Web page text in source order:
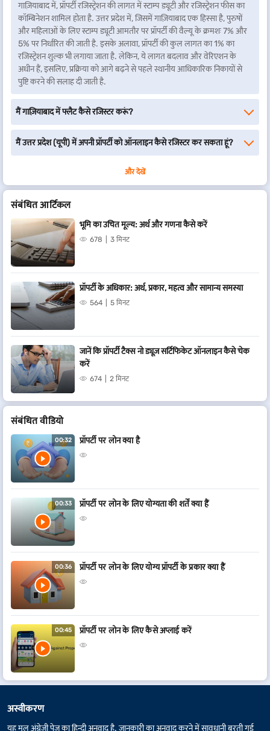
गाज़ियाबाद में, प्रॉपर्टी रजिस्ट्रेशन की लागत में स्टाम्प ड्यूटी और रजिस्ट्रेशन फीस का
कॉम्बिनेशन शामिल होता है. उत्तर प्रदेश में, जिसमें गाज़ियाबाद एक हिस्सा है, पुरुषों
और महिलाओं के लिए स्टाम्प ड्यूटी आमतौर पर प्रॉपर्टी की वैल्यू के क्रमशः 7% और
5% पर निर्धारित की जाती है. इसके अलावा, प्रॉपर्टी की कुल लागत का 1% का
रजिस्ट्रेशन शुल्क भी लगाया जाता है. लेकिन, ये लागत बदलाव और वेरिएशन के
अधीन हैं, इसलिए, प्रक्रिया को आगे बढ़ने से पहले स्थानीय आधिकारिक निकायों से
पुष्टि करने की सलाह दी जाती है.
मैं गाज़ियाबाद में फ्लैट कैसे रजिस्टर करूं?
मैं उत्तर प्रदेश (यूपी) में अपनी प्रॉपर्टी को ऑनलाइन कैसे रजिस्टर कर सकता हूं?
और देखें
संबंधित आर्टिकल
भूमि का उचित मूल्य: अर्थ और गणना कैसे करें
678 3 मिनट
प्रॉपर्टी के अधिकार: अर्थ, प्रकार, महत्व और सामान्य समस्या
564 5 मिनट
जानें कि प्रॉपर्टी टैक्स नो ड्यूज़ सर्टिफिकेट ऑनलाइन कैसे चेक
करें
674 2 मिनट
संबं​धित वीडियो
00:32 प्रॉपर्टी पर लोन क्या है
00:33 प्रॉपर्टी पर लोन के लिए योग्यता की शर्तें क्या हैं
00:36 प्रॉपर्टी पर लोन के लिए योग्य प्रॉपर्टी के प्रकार क्या हैं
00:45 प्रॉपर्टी पर लोन के लिए कैसे अप्लाई करें
अस्वीकरण
यह मूल अंग्रेज़ी पेज का हिन्दी अनुवाद है. जानकारी का अनुवाद करने में सावधानी बरती गई